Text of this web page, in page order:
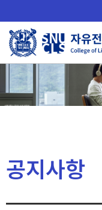
로
메
공지사항